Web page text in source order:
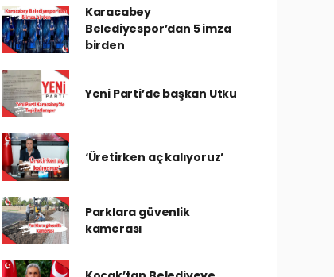
Karacabey
Belediyespor’dan 5 imza
birden
Yeni Parti’de başkan Utku
‘Üretirken aç kalıyoruz’
Parklara güvenlik
kamerası